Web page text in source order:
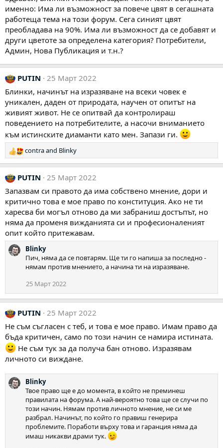
именно: Има ли възможност за повече цвят в сегашната
работеща тема на този форум. Сега синият цвят
преобладава на 90%. Има ли възможност да се добавят и
други цветоте за определена категория? Потребители,
Админ, Нова Публикация и т.н.?
PUTIN
25 Март 2022
Блинки, начинът на изразяване на всеки човек е
уникален, даден от природата, научен от опитът на
живият живот. Не се опитвай да контролираш
поведението на потребителите, а насочи вниманието
към истинските диаманти като мен. Запази ги.
Р
е
а
к
ц
и
и
:
contraand Blinky
PUTIN
25 Март 2022
Запазвам си правото да има собствено мнение, дори и
критично това е мое право по конституция. Ако не ти
харесва би могъл отново да ми забраниш достъпът, но
няма да променя вижданията си и професионаленият
опит който притежавам.
Blinky
Пич, няма да се повтарям. Ще ти го напиша за последно -
нямам против мнението, а начина ти на изразяване.
25 Март 2022
PUTIN
25 Март 2022
Не съм съгласен с теб, и това е мое право. Имам право да
бъда критичен, само по този начин се намира истината.
Не съм тук за да получа бан отново. Изразявам
личното си виждане.
Blinky
Твое право ще е до момента, в който не преминеш
правилата на форума. А най-вероятно това ще се случи по
този начин. Нямам против личното мнение, не си ме
разбрал. Начинът, по който го правиш генерира
проблемите. Поработи върху това и гаранция няма да
имаш никакви драми тук.